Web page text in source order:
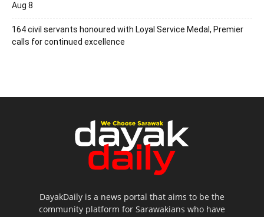
Aug 8
164 civil servants honoured with Loyal Service Medal, Premier
calls for continued excellence
DayakDaily is a news portal that aims to be the
community platform for Sarawakians who have